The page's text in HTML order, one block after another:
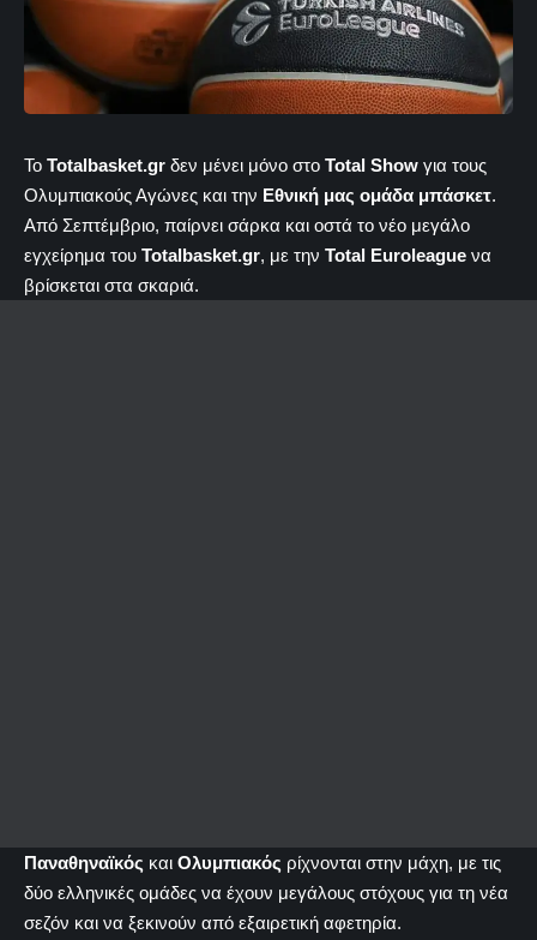
Το Totalbasket.gr δεν μένει μόνο στο Total Show για τους
Ολυμπιακούς Αγώνες και την Εθνική μας ομάδα μπάσκετ.
Από Σεπτέμβριο, παίρνει σάρκα και οστά το νέο μεγάλο
εγχείρημα του Totalbasket.gr, με την Total Euroleague να
βρίσκεται στα σκαριά.
Παναθηναϊκός και Ολυμπιακός ρίχνονται στην μάχη, με τις
δύο ελληνικές ομάδες να έχουν μεγάλους στόχους για τη νέα
σεζόν και να ξεκινούν από εξαιρετική αφετηρία.